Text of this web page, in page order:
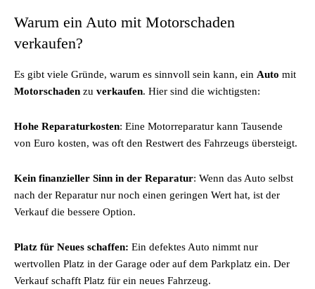
Warum ein Auto mit Motorschaden
verkaufen?
Es gibt viele Gründe, warum es sinnvoll sein kann, ein Auto mit
Motorschaden zu verkaufen. Hier sind die wichtigsten:
Hohe Reparaturkosten: Eine Motorreparatur kann Tausende
von Euro kosten, was oft den Restwert des Fahrzeugs übersteigt.
Kein finanzieller Sinn in der Reparatur: Wenn das Auto selbst
nach der Reparatur nur noch einen geringen Wert hat, ist der
Verkauf die bessere Option.
Platz für Neues schaffen: Ein defektes Auto nimmt nur
wertvollen Platz in der Garage oder auf dem Parkplatz ein. Der
Verkauf schafft Platz für ein neues Fahrzeug.